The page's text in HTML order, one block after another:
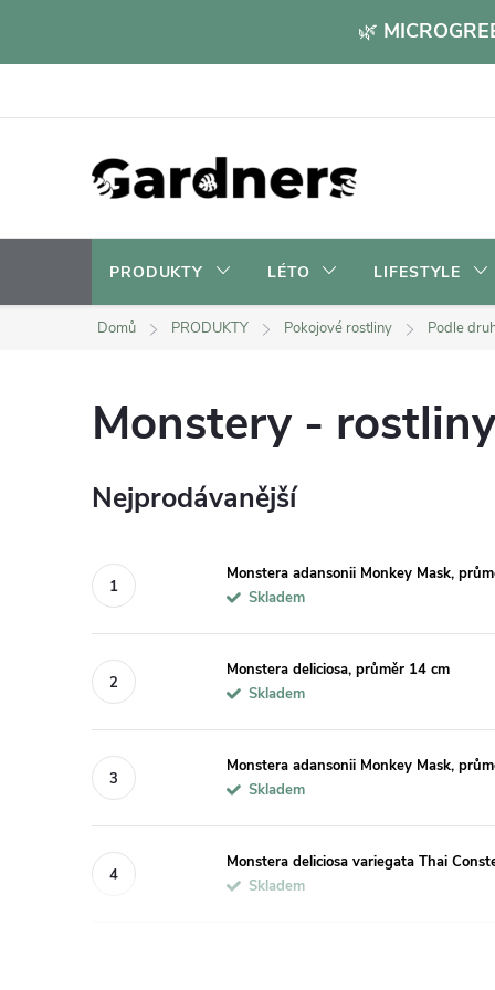
🌿
PRODUKTY LÉTO LIFESTYLE
Domů PRODUKTY Pokojové rostliny Podle
Monstery - rostliny
Nejprodávanější
Monstera adansonii Monkey Mask,
Skladem
Monstera deliciosa, průměr 14 cm
Skladem
Monstera adansonii Monkey Mask,
Skladem
Monstera deliciosa variegata Thai
Skladem